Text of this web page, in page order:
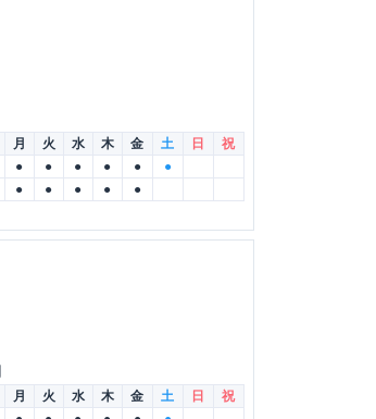
月 火 水 木 金 土 日
祝
● ● ● ● ●
●
● ● ● ● ●
月 火 水 木 金 土 日
祝